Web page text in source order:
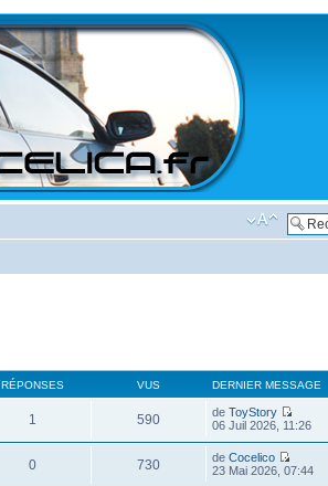
RÉPONSES VUS DERNIER MESSAGE
1 590 deToyStory
06 Juil 2026, 11:26
0 730 deCocelico
23 Mai 2026, 07:44